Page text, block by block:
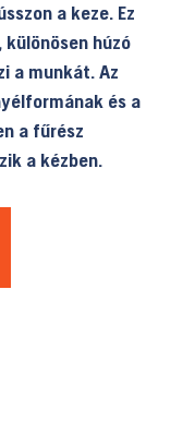
a keze. Ez
húzó
a munkát. Az
és a
a fűrész
a kézben.